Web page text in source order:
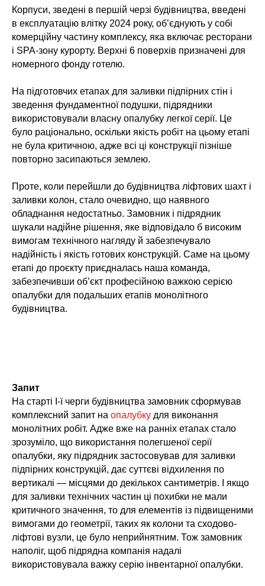
Корпуси, зведені в першій черзі будівництва, введені
в експлуатацію влітку 2024 року, об’єднують у собі
комерційну частину комплексу, яка включає ресторани
і SPA-зону курорту. Верхні 6 поверхів призначені для
номерного фонду готелю.
На підготовчих етапах для заливки підпірних стін і
зведення фундаментної подушки, підрядники
використовували власну опалубку легкої серії. Це
було раціонально, оскільки якість робіт на цьому етапі
не була критичною, адже всі ці конструкції пізніше
повторно засипаються землею.
Проте, коли перейшли до будівництва ліфтових шахт і
заливки колон, стало очевидно, що наявного
обладнання недостатньо. Замовник і підрядник
шукали надійне рішення, яке відповідало б високим
вимогам технічного нагляду й забезпечувало
надійність і якість готових конструкцій. Саме на цьому
етапі до проєкту приєдналась наша команда,
забезпечивши об’єкт професійною важкою серією
опалубки для подальших етапів монолітного
будівництва.
Запит
На старті І-ї черги будівництва замовник сформував
комплексний запит на опалубку для виконання
монолітних робіт. Адже вже на ранніх етапах стало
зрозуміло, що використання полегшеної серії
опалубки, яку підрядник застосовував для заливки
підпірних конструкцій, дає суттєві відхилення по
вертикалі — місцями до декількох сантиметрів. І якщо
для заливки технічних частин ці похибки не мали
критичного значення, то для елементів із підвищеними
вимогами до геометрії, таких як колони та сходово-
ліфтові вузли, це було неприйнятним. Тож замовник
наполіг, щоб підрядна компанія надалі
використовувала важку серію інвентарної опалубки.